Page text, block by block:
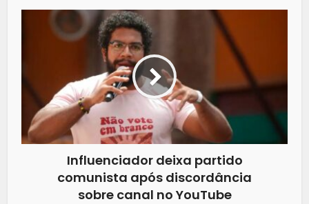
Influenciador deixa partido
comunista após discordância
sobre canal no YouTube